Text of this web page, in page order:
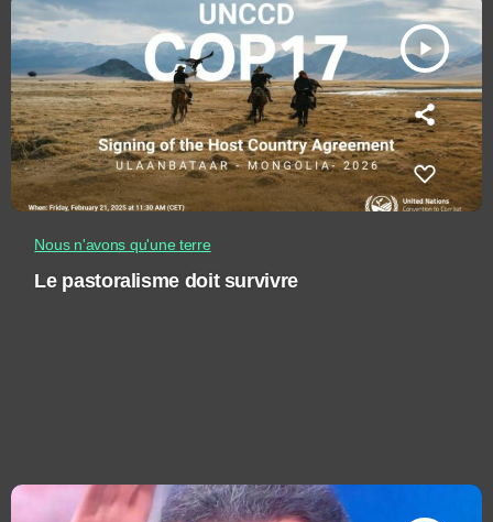
play_arrow
Nous n'avons qu'une terre
Le pastoralisme doit survivre